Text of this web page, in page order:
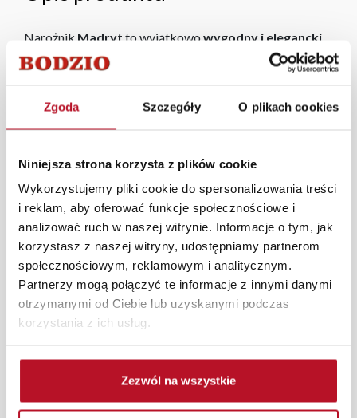
Zgoda Szczegóły O plikach cookies
Niniejsza strona korzysta z plików cookie
Wykorzystujemy pliki cookie do spersonalizowania treści
i reklam, aby oferować funkcje społecznościowe i
analizować ruch w naszej witrynie. Informacje o tym, jak
korzystasz z naszej witryny, udostępniamy partnerom
społecznościowym, reklamowym i analitycznym.
Partnerzy mogą połączyć te informacje z innymi danymi
otrzymanymi od Ciebie lub uzyskanymi podczas
korzystania z ich usług.
Zezwól na wszystkie
Narożnik Madryt to wyjątkowowygodny i elegancki
mebel, który dodaje przytulności i uroku każdemu
wnętrzu. Dzięki swoim niewielkim wymiarom, idealnie
Narożnik jest uniwersalny, który można ustawić dowolnie
jako lewo - lub prawostronny. Wykonany z różnych
W każdym z salonów mebli Bodzio oferujemy pomoc w
aranżacji mebli, a nasi pracownicy z wykorzystaniem
programu Planer 3D bezpłatnie zaprojektują i
przygotują kompleksową wizualizację Państwa
pomieszczenia wraz z wyceną. Każde zamówienie
złożone w sklepie stacjonarnym dostarczymy do 3 dni
roboczych na terenie całej Polski. W przypadku
zamówień internetowych czas dostawy wynosi do 5 dni
zamówienia powyżej 1000 zł dostarczamy gratis
niezależnie od miejsca złożenia zamówienia.
Zdjęcia produktów mają charakter poglądowy.